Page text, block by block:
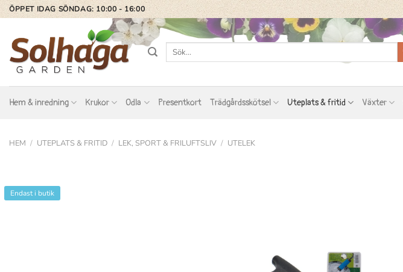
Skip
to
content
ÖPPET IDAG SÖNDAG: 10:00 - 16:00
Sök
Hem & inredning Krukor Odla Presentkort Trädgårdsskötsel Uteplats & fritid Växter
HEM / UTEPLATS & FRITID / LEK, SPORT & FRILUFTSLIV / UTELEK
Endast i butik